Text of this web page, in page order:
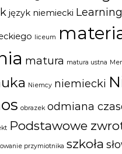
język niemiecki
liceum
matura matura ustna
Niemcy niemiecki
obrazek odmiana
Podstawowe
przymiotnika szkoła